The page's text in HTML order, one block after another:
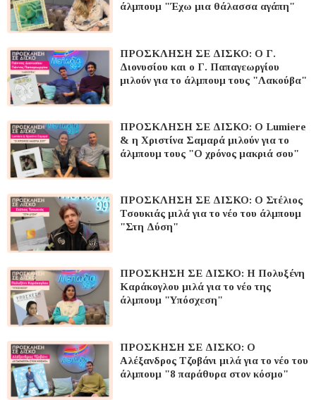
άλμπουμ "Έχω μια θάλασσα αγάπη"
ΠΡΟΣΚΛΗΣΗ ΣΕ ΔΙΣΚΟ: Ο Γ.
Διονυσίου και ο Γ. Παπαγεωργίου
μιλούν για το άλμπουμ τους "Λακούβα"
ΠΡΟΣΚΛΗΣΗ ΣΕ ΔΙΣΚΟ: O Lumiere
& η Χριστίνα Σαμαρά μιλούν για το
άλμπουμ τους "Ο χρόνος μακριά σου"
ΠΡΟΣΚΛΗΣΗ ΣΕ ΔΙΣΚΟ: Ο Στέλιος
Τσουκιάς μιλά για το νέο του άλμπουμ
"Στη Δύση"
ΠΡΟΣΚΗΣΗ ΣΕ ΔΙΣΚΟ: H Πολυξένη
Καράκογλου μιλά για το νέο της
άλμπουμ "Υπόσχεση"
ΠΡΟΣΚΗΣΗ ΣΕ ΔΙΣΚΟ: O
Αλέξανδρος Τζοβάνι μιλά για το νέο του
άλμπουμ "8 παράθυρα στον κόσμο"